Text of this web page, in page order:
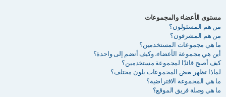
مستوى الأعضاء والمجموعات
من هم المسئولون؟
من هم المشرفون؟
ما هي مجموعات المستخدمين؟
أين هي مجموعة الأعضاء، وكيف أنضم إلى واحدة؟
كيف أصبح قائدًا لمجموعة مستخدمين؟
لماذا تظهر بعض المجموعات بلون مختلف؟
ما هي المجموعة الافتراضية؟
ما هي وصلة فريق الموقع؟